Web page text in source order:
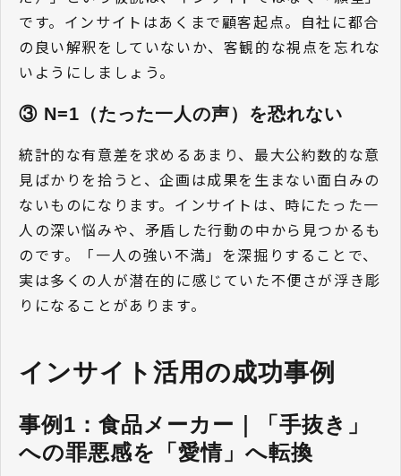
です。インサイトはあくまで顧客起点。自社に都合
の良い解釈をしていないか、客観的な視点を忘れな
いようにしましょう。
③ N=1（たった一人の声）を恐れない
統計的な有意差を求めるあまり、最大公約数的な意
見ばかりを拾うと、企画は成果を生まない面白みの
ないものになります。インサイトは、時にたった一
人の深い悩みや、矛盾した行動の中から見つかるも
のです。「一人の強い不満」を深掘りすることで、
実は多くの人が潜在的に感じていた不便さが浮き彫
りになることがあります。
インサイト活用の成功事例
事例1：食品メーカー｜「手抜き」
への罪悪感を「愛情」へ転換